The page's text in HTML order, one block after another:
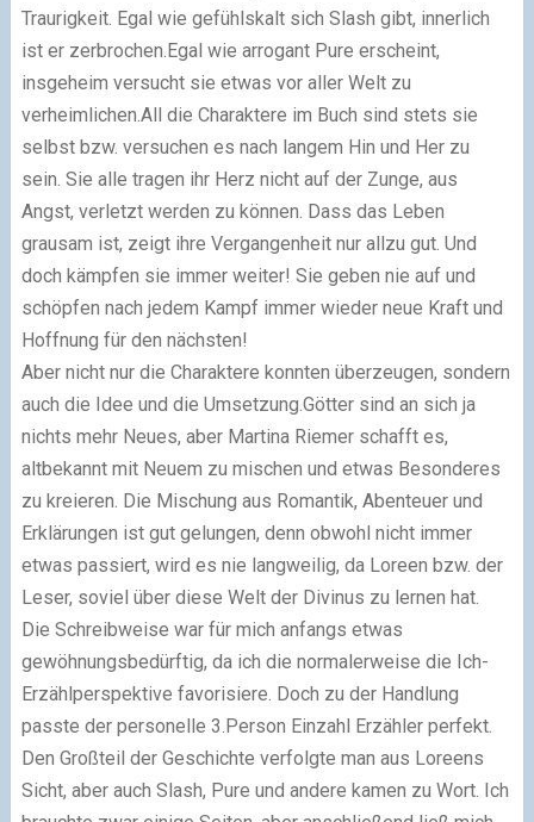
Traurigkeit. Egal wie gefühlskalt sich Slash gibt, innerlich
ist er zerbrochen.Egal wie arrogant Pure erscheint,
insgeheim versucht sie etwas vor aller Welt zu
verheimlichen.All die Charaktere im Buch sind stets sie
selbst bzw. versuchen es nach langem Hin und Her zu
sein. Sie alle tragen ihr Herz nicht auf der Zunge, aus
Angst, verletzt werden zu können. Dass das Leben
grausam ist, zeigt ihre Vergangenheit nur allzu gut. Und
doch kämpfen sie immer weiter! Sie geben nie auf und
schöpfen nach jedem Kampf immer wieder neue Kraft und
Hoffnung für den nächsten!
Aber nicht nur die Charaktere konnten überzeugen, sondern
auch die Idee und die Umsetzung.Götter sind an sich ja
nichts mehr Neues, aber Martina Riemer schafft es,
altbekannt mit Neuem zu mischen und etwas Besonderes
zu kreieren. Die Mischung aus Romantik, Abenteuer und
Erklärungen ist gut gelungen, denn obwohl nicht immer
etwas passiert, wird es nie langweilig, da Loreen bzw. der
Leser, soviel über diese Welt der Divinus zu lernen hat.
Die Schreibweise war für mich anfangs etwas
gewöhnungsbedürftig, da ich die normalerweise die Ich-
Erzählperspektive favorisiere. Doch zu der Handlung
passte der personelle 3.Person Einzahl Erzähler perfekt.
Den Großteil der Geschichte verfolgte man aus Loreens
Sicht, aber auch Slash, Pure und andere kamen zu Wort. Ich